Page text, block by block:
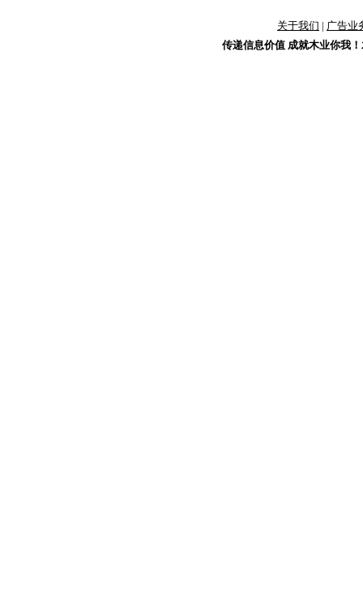
关于我们 | 广告业
传递信息价值 成就木业你我